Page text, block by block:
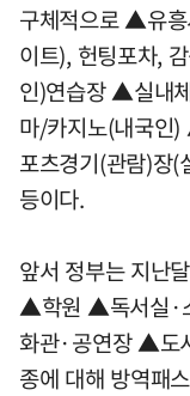
구체적으로 ▲유흥
이트), 헌팅포차,
인)연습장 ▲실내
마/카지노(내국
포츠경기(관람)
등이다.
앞서 정부는 지난
▲학원 ▲독서실·
화관·공연장 ▲도
종에 대해 방역패